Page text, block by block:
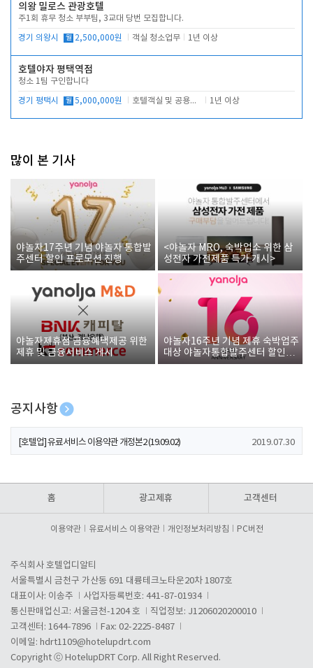
의왕 밀로스 관광호텔
주1회 휴무 청소 부부팀, 3교대 당번 모집합니다.
경기 의왕시 월 2,500,000원 객실 청소업무 1년 이상
호텔야자 평택역점
청소 1팀 구인합니다
경기 평택시 월 5,000,000원 호텔객실 및 공용시설 청소 관리 1년 이상
많이 본 기사
야놀자17주년 기념 야놀자 통합발
주센터 할인 프로모션 진행
<야놀자 MRO, 숙박업소 위한 삼
성전자 가전제품 특가 개시>
야놀자제휴점 금융혜택제공 위한
제휴 및 금융서비스 게시
야놀자16주년 기념 제휴 숙박업주
대상 야놀자통합발주센터 할인쿠
폰 증정
공지사항
[호텔업] 개인정보 처리방침 개정본1 (19.09.02)
[호텔업] 유료서비스 이용약관 개정본2 (19.09.02) 2019.07.30
홈 광고제휴 고객센터
이용약관 유료서비스 이용약관 개인정보처리방침 PC버전
주식회사 호텔업디알티
서울특별시 금천구 가산동 691 대륭테크노타운20차 1807호
대표이사: 이송주
사업자등록번호: 441-87-01934
통신판매업신고: 서울금천-1204 호
직업정보: J1206020200010
고객센터: 1644-7896
Fax: 02-2225-8487
이메일: hdrt1109@hotelupdrt.com
Copyright ⓒ HotelupDRT Corp. All Right Reserved.